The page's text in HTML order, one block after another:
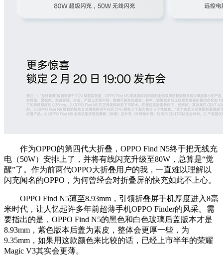
作为OPPO的第四代大折叠，OPPO Find N5终于把无线充
电（50W）安排上了，并将有线闪充升级至80W，总算是“觉
醒”了。作为前两代OPPO大折叠用户的我，一直难以理解以
闪充闻名的OPPO，为何曾经会对折叠屏的快充如此不上心。
OPPO Find N5薄至8.93mm，引领折叠屏手机厚度进入8毫
米时代，让人忆起许多年前超薄手机OPPO Finder的风采。需
要指出的是，OPPO Find N5的黑色和白色玻璃后盖版本才是
8.93mm，紫色版本后盖为素皮，整体会更厚一些，为
9.35mm，如果用这款颜色来比较的话，已经上市半年的荣耀
Magic V3其实会更薄。